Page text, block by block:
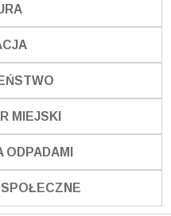
MIEJSKI